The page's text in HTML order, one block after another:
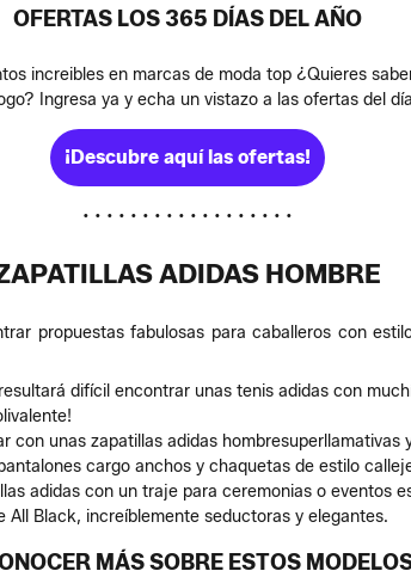
OFERTAS LOS 365 DÍAS DEL AÑO
increibles en marcas de moda top ¿Quieres
Ingresa ya y echa un vistazo a las ofertas del
¡Descubre aquí las ofertas!
• • • • • • • • • • • • • • • • • •
ADIDAS HOMBRE
propuestas fabulosas para caballeros con
difícil encontrar unas tenis adidas con
con unas zapatillas adidas
cargo anchos y chaquetas de estilo
adidas con un traje para ceremonias o eventos
All Black, increíblemente seductoras y elegantes.
MÁS SOBRE ESTOS